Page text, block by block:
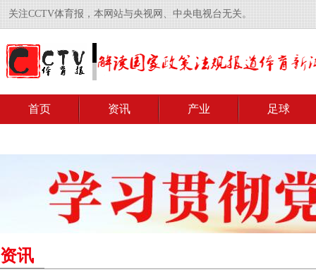
关注CCTV体育报，本网站与央视网、中央电视台无关。
首页 资讯 产业 足球
资讯